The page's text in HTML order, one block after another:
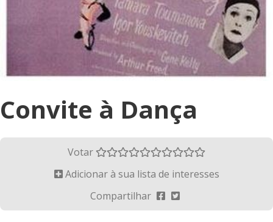
Convite à Dança
Votar
Adicionar à sua lista de interesses
Compartilhar